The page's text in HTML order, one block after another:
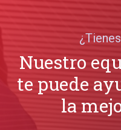
Nuestro
te puede
la